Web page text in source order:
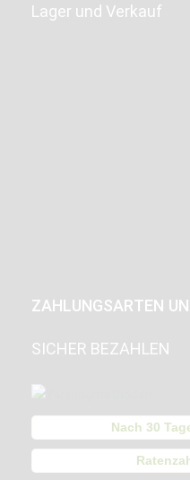
Lager und Verkauf
ZAHLUNGSARTEN
SICHER BEZAHLEN
Nach 30